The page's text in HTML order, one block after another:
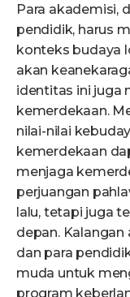
Para akademisi,
pendidik, harus
konteks budaya
akan
identitas ini juga
kemerdekaan.
nilai-nilai
kemerdekaan
menjaga
perjuangan
lalu, tetapi juga
depan.
dan para
muda untuk
program